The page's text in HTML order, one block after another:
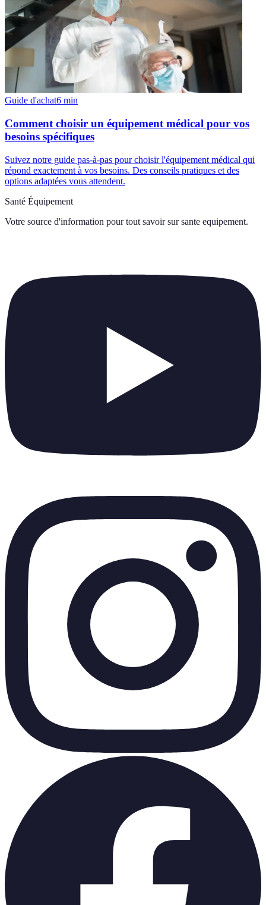
Guide d'achat6 min
Comment choisir un équipement médical pour vos
besoins spécifiques
Suivez notre guide pas-à-pas pour choisir l'équipement médical qui
répond exactement à vos besoins. Des conseils pratiques et des
options adaptées vous attendent.
Santé Équipement
Votre source d'information pour tout savoir sur sante equipement.